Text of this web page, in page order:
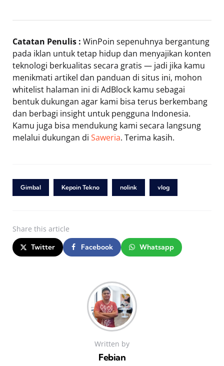
Catatan Penulis : WinPoin sepenuhnya bergantung
pada iklan untuk tetap hidup dan menyajikan konten
teknologi berkualitas secara gratis — jadi jika kamu
menikmati artikel dan panduan di situs ini, mohon
whitelist halaman ini di AdBlock kamu sebagai
bentuk dukungan agar kami bisa terus berkembang
dan berbagi insight untuk pengguna Indonesia.
Kamu juga bisa mendukung kami secara langsung
melalui dukungan di Saweria. Terima kasih.
Gimbal Kepoin Tekno nolink vlog
Share this article
Twitter Facebook Whatsapp
Written by
Febian